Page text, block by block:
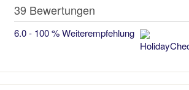
39 Bewertungen
6.0 - 100 % Weiterempfehlung